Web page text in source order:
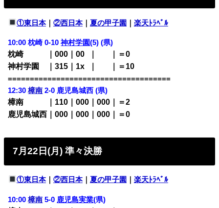
①東日本｜ ②西日本｜ 夏の甲子園 ｜ 楽天ﾄﾗﾍﾞﾙ
10:00 枕崎 0-10神村学園(5) (県)
枕崎 ｜000｜00
｜＝0
神村学園 ｜315｜1x
｜＝10
=====================================
12:30樟南 2-0 鹿児島城西 (県)
樟南 ｜110｜000｜000｜＝2
鹿児島城西｜000｜000｜000｜＝0
7月22日(月) 準々決勝
①東日本｜ ②西日本｜ 夏の甲子園 ｜ 楽天ﾄﾗﾍﾞﾙ
10:00樟南 5-0 鹿児島実業(県)